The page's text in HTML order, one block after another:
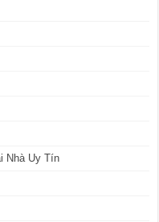
Nhà Uy Tín